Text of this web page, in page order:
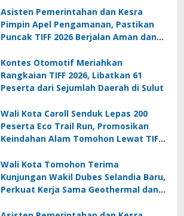
Asisten Pemerintahan dan Kesra
Pimpin Apel Pengamanan, Pastikan
Puncak TIFF 2026 Berjalan Aman dan
Kontes Otomotif Meriahkan
Rangkaian TIFF 2026, Libatkan 61
Peserta dari Sejumlah Daerah di Sulut
Wali Kota Caroll Senduk Lepas 200
Peserta Eco Trail Run, Promosikan
Keindahan Alam Tomohon Lewat TIFF
Wali Kota Tomohon Terima
Kunjungan Wakil Dubes Selandia Baru,
Perkuat Kerja Sama Geothermal dan